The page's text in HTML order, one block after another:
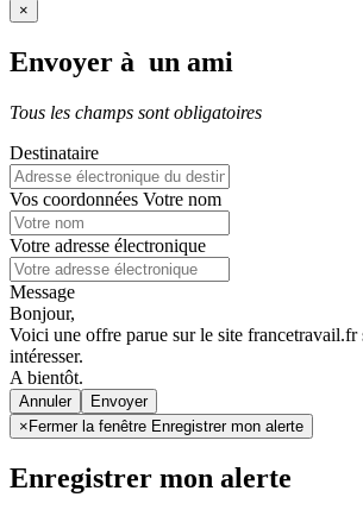
×
Envoyer à un ami
Tous les champs sont obligatoires
Destinataire
Vos coordonnées Votre nom
Votre adresse électronique
Message
Bonjour,
Voici une offre parue sur le site francetravail.fr
intéresser.
A bientôt.
Annuler
× Fermer la fenêtre Enregistrer mon alerte
Enregistrer mon alerte